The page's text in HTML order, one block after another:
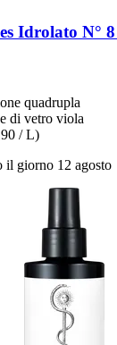
Idrolato N°
quadrupla
di vetro viola
/ L)
il giorno 12 agosto